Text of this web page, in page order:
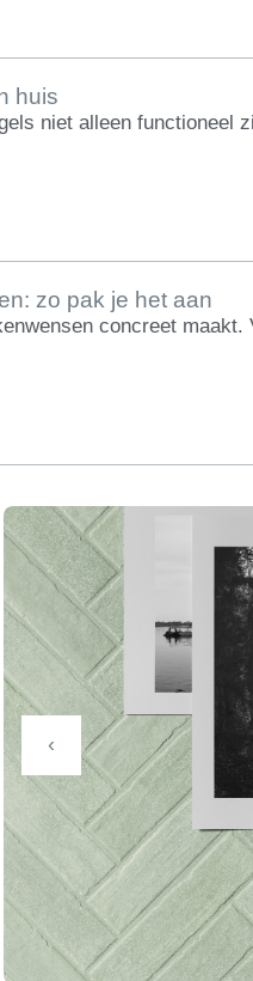
huis
niet alleen functioneel
zo pak je het aan
concreet
‹